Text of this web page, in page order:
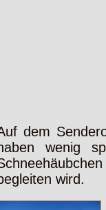
dem
wenig
wird.